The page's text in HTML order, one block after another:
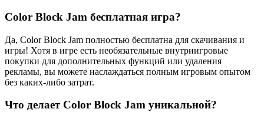
Color Block Jam бесплатная игра?
Да, Color Block Jam полностью бесплатна для скачивания и
игры! Хотя в игре есть необязательные внутриигровые
покупки для дополнительных функций или удаления
рекламы, вы можете наслаждаться полным игровым опытом
без каких-либо затрат.
Что делает Color Block Jam уникальной?